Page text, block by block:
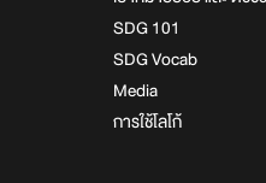
SDG 101
SDG Vocab
Media
การใช้โลโก้